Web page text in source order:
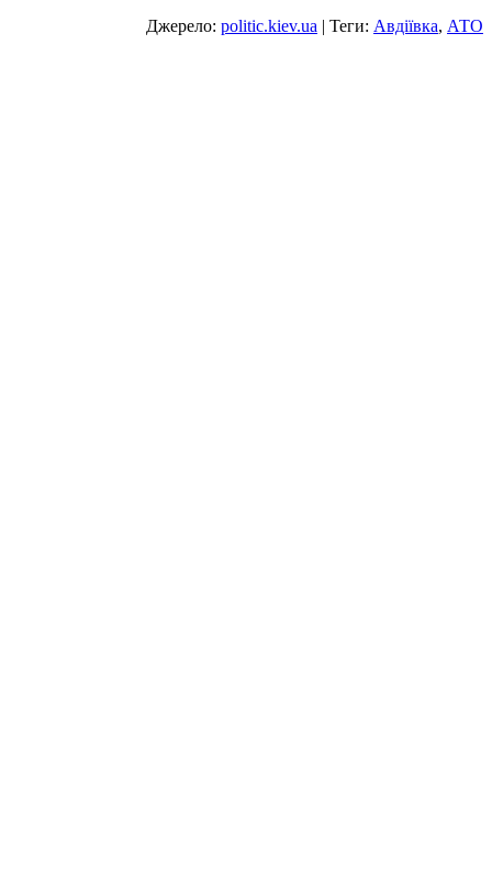
Джерело: politic.kiev.ua | Теги: Авдіївка, АТО